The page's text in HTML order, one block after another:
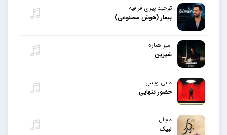
توحید پیری قراقیه
بیمار (هوش مصنوعی)
امیر هناره
شیرین
مانی ویس
حضور تنهایی
مجال
لبیک